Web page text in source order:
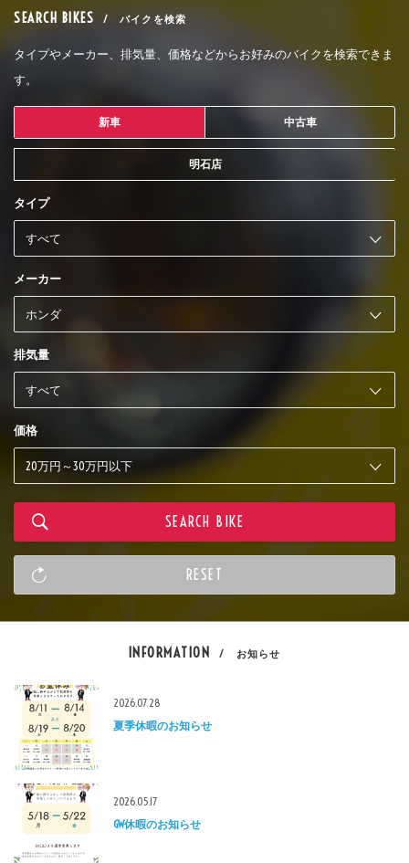
SEARCH BIKES / バイクを検索
タイプやメーカー、排気量、価格などからお好みのバイクを検索できま
す。
新車 中古車
明石店
タイプ
メーカー
排気量
価格
INFORMATION / お知らせ
2026.07.28
夏季休暇のお知らせ
2026.05.17
GW休暇のお知らせ